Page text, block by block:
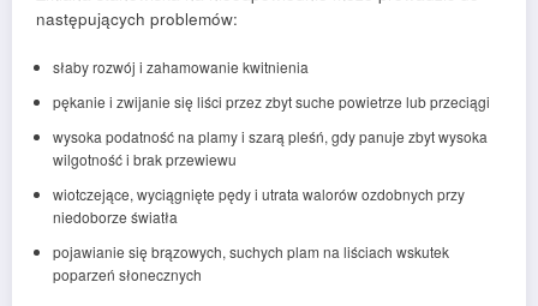
następujących problemów:
słaby rozwój i zahamowanie kwitnienia
pękanie i zwijanie się liści przez zbyt suche powietrze lub przeciągi
wysoka podatność na plamy i szarą pleśń, gdy panuje zbyt wysoka
wilgotność i brak przewiewu
wiotczejące, wyciągnięte pędy i utrata walorów ozdobnych przy
niedoborze światła
pojawianie się brązowych, suchych plam na liściach wskutek
poparzeń słonecznych